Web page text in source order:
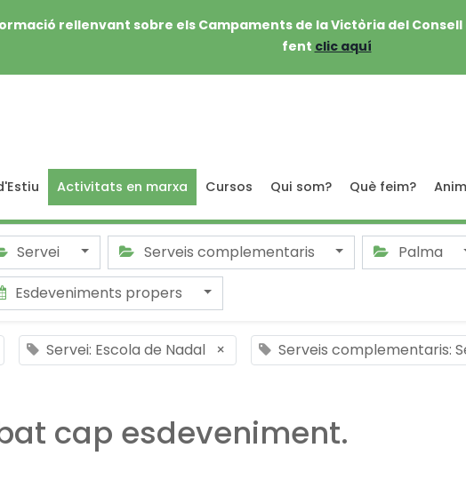
rellenvant sobre els Campaments de la Victòria del
fent clic aquí
Activitats en marxa Cursos Qui som? Què feim?
Servei Serveis complementaris
Palma
Esdeveniments propers
Servei: Escola de Nadal × Serveis complementaris:
cap esdeveniment.